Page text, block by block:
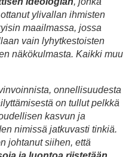
ylivallan ihmisten
maailmassa, jossa
vain lyhytkestoisten
näkökulmasta. Kaikki muu
onnellisuudesta
on tullut pelkkä
kasvun ja
nimissä jatkuvasti tinkiä.
johtanut siihen, että